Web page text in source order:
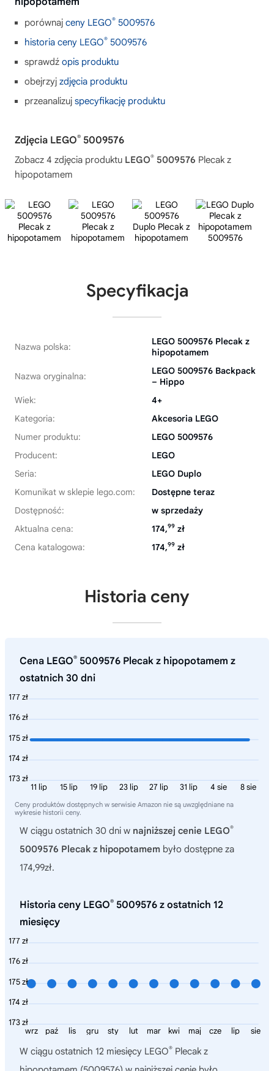
porównaj ceny LEGO® 5009576
historia ceny LEGO® 5009576
sprawdź opis produktu
obejrzyj zdjęcia produktu
przeanalizuj specyfikację produktu
Zdjęcia LEGO® 5009576
Zobacz 4 zdjęcia produktu LEGO® 5009576 Plecak z
hipopotamem
Specyfikacja
Nazwa polska:
LEGO 5009576 Plecak z
hipopotamem
Nazwa oryginalna:
LEGO 5009576 Backpack
– Hippo
Wiek:
4+
Kategoria:
Akcesoria LEGO
Numer produktu:
LEGO 5009576
Producent:
LEGO
Seria:
LEGO Duplo
Komunikat w sklepie lego.com:
Dostępne teraz
Dostępność:
w sprzedaży
Aktualna cena:
174,99 zł
Cena katalogowa:
174,99 zł
Historia ceny
Cena LEGO® 5009576 Plecak z hipopotamem z
ostatnich 30 dni
177 zł
176 zł
175 zł
174 zł
173 zł
8 sie
4 sie
31 lip
27 lip
23 lip
19 lip
15 lip
11 lip
Ceny produktów dostępnych w serwisie Amazon nie są uwzględniane na
wykresie historii ceny.
W ciągu ostatnich 30 dni w najniższej cenie LEGO®
5009576 Plecak z hipopotamem było dostępne za
174,99zł.
Historia ceny LEGO® 5009576 z ostatnich 12
miesięcy
177 zł
176 zł
175 zł
174 zł
173 zł
sie
lip
cze
maj
kwi
mar
lut
sty
gru
lis
paź
wrz
W ciągu ostatnich 12 miesięcy LEGO® Plecak z